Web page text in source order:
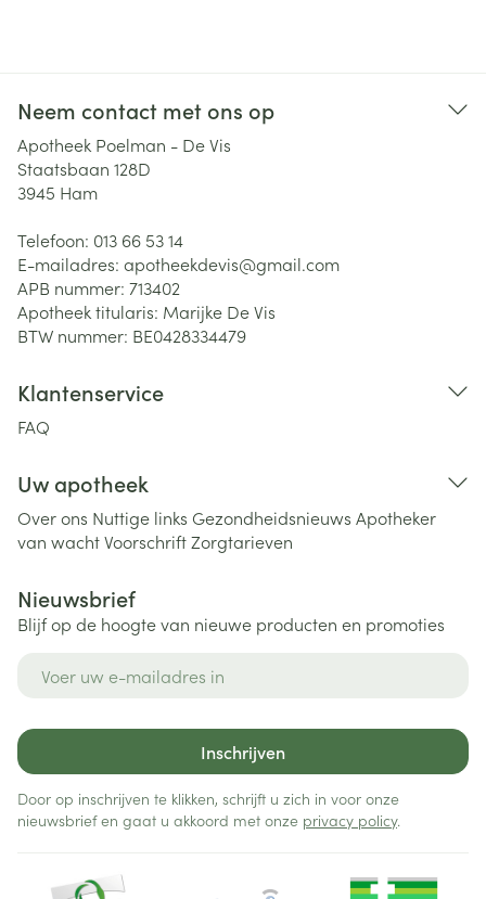
Neem contact met ons op
Apotheek Poelman - De Vis
Staatsbaan 128D
3945 Ham
Telefoon: 013 66 53 14
E-mailadres: apotheekdevis@gmail.com
APB nummer: 713402
Apotheek titularis: Marijke De Vis
BTW nummer: BE0428334479
Klantenservice
FAQ
Uw apotheek
Over ons Nuttige links Gezondheidsnieuws Apotheker
van wachtVoorschriftZorgtarieven
Nieuwsbrief
Blijf op de hoogte van nieuwe producten en promoties
Inschrijven
Door op inschrijven te klikken, schrijft u zich in voor onze
nieuwsbrief en gaat u akkoord met onze privacy policy.